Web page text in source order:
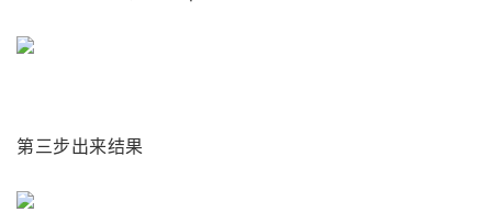
第三步出来结果